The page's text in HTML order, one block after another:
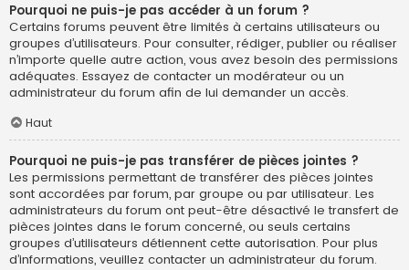
Pourquoi ne puis-je pas accéder à un forum ?
Certains forums peuvent être limités à certains utilisateurs ou
groupes d’utilisateurs. Pour consulter, rédiger, publier ou réaliser
n’importe quelle autre action, vous avez besoin des permissions
adéquates. Essayez de contacter un modérateur ou un
administrateur du forum afin de lui demander un accès.
Haut
Pourquoi ne puis-je pas transférer de pièces jointes ?
Les permissions permettant de transférer des pièces jointes
sont accordées par forum, par groupe ou par utilisateur. Les
administrateurs du forum ont peut-être désactivé le transfert de
pièces jointes dans le forum concerné, ou seuls certains
groupes d’utilisateurs détiennent cette autorisation. Pour plus
d’informations, veuillez contacter un administrateur du forum.